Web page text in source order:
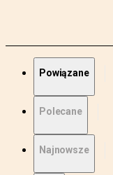
Powiązane
Polecane
Najnowsze